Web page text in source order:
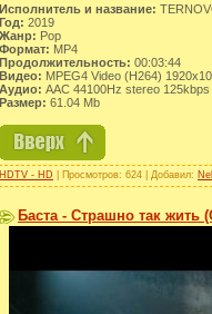
Исполнитель и название:
Год: 2019
Жанр: Pop
Формат: MP4
Продолжительность: 00:03:44
Видео: MPEG4 Video (H264)
Аудио: AAC 44100Hz stereo 125kbps
Размер: 61.04 Mb
HDTV - HD | Просмотров: 624 | Добавил:
Баста - Страшно так жить